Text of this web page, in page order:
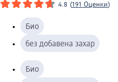
4.8 (191 Оценки)
Био
без добавена захар
Био